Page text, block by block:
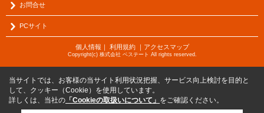
お問合せ
PCサイト
個人情報 ｜ 利用規約｜ アクセスマップ
Copyright(c) 株式会社 ベステート All rights reserved.
当サイトでは、お客様の当サイト利用状況把握、サービス向上検討を目的と
して、クッキー（Cookie）を使用しています。
詳しくは、当社の 「Cookieの取扱いについて」 をご確認ください。